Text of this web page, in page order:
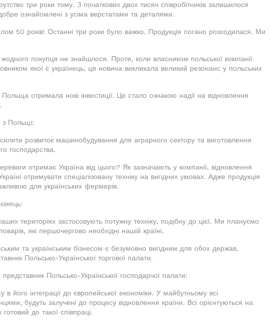
три роки тому. З початкових двох тисяч співробітників залишилося
ознайомлені з усіма верстатами та деталями.
50 років! Останні три роки було важко. Продукція погано розходилася. Ми
покупця не знайшлося. Проте, коли власником польської компанії
якої є українець, ця новина викликала великий резонанс у польських
отримала нові інвестиції. Це стало ознакою надії на відновлення
з Польщі:
розвиток машинобудування для аграрного сектору та виготовлення
господарства.
отримає Україна від цього? Як зазначають у компанії, відновлення
отримувати спеціалізовану техніку на вигідних умовах. Адже продукція
для українських фермерів.
територіях застосовують потужну техніку, подібну до цієї. Ми плануємо
які першочергово необхідні нашій країні.
та українським бізнесом є безумовно вигідним для обох держав,
Польсько-Української торгової палати.
Польсько-Української господарчої палати:
в його інтеграції до європейської економіки. У майбутньому всі
будуть залучені до процесу відновлення країни. Всі орієнтуються на
до такої співпраці.